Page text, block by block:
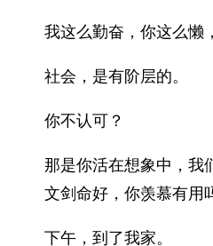
我这么勤奋，你这么懒
社会，是有阶层的。
你不认可？
那是你活在想象中，我
文剑命好，你羡慕有用
下午，到了我家。